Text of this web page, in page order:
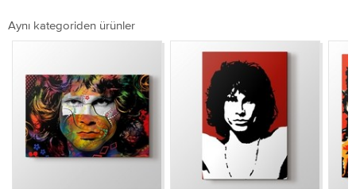
Aynı kategoriden ürünler